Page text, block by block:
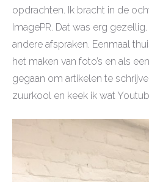
opdrachten. Ik bracht in de
ImagePR. Dat was erg
andere afspraken. Eenmaal
het maken van foto’s en als
gegaan om artikelen te
zuurkool en keek ik wat